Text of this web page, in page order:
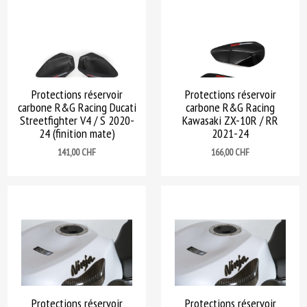
Protections réservoir
carbone R&G Racing Ducati
Streetfighter V4 / S 2020-
24 (finition mate)
Prix
141,00 CHF
Protections réservoir
carbone R&G Racing
Kawasaki ZX-10R / RR
2021-24
Prix
166,00 CHF
Protections réservoir Protections réservoir